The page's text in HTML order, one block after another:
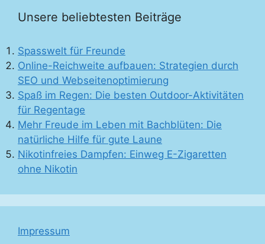
Unsere beliebtesten Beiträge
Spasswelt für Freunde
Online-Reichweite aufbauen: Strategien durch
SEO und Webseitenoptimierung
Spaß im Regen: Die besten Outdoor-Aktivitäten
für Regentage
Mehr Freude im Leben mit Bachblüten: Die
natürliche Hilfe für gute Laune
Nikotinfreies Dampfen: Einweg E-Zigaretten
ohne Nikotin
Impressum